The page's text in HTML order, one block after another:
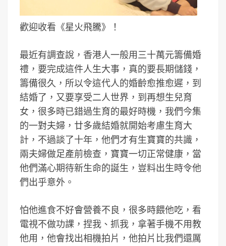
歡迎收看《星火飛騰》！
最近有調查說，香港人一般用三十萬元籌備婚
禮，要完成這件人生大事，真的要長期儲錢，
籌備很久，所以令這代人的婚齡愈推愈遲，到
結婚了，又要享受二人世界，到再想生兒育
女，很多時已錯過生育的最好時機，我們今集
的一對夫婦，廿多歲結婚就開始考慮生育大
計，不過談了十年，他們才有生寶寶的共識，
兩夫婦做足產前檢查，寶寶一切正常健康，當
他們滿心期待新生命的誕生，豈料出生時令他
們出乎意外。
怕他進食不好會營養不良，很多時餵他吃，看
電視不做功課，捏我、抓我，拿著手機不用教
他用，他會找出相機拍片，他拍片比我們還厲